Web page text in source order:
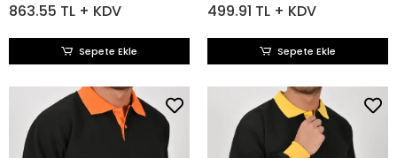
863.55 TL + KDV
Sepete Ekle
499.91 TL + KDV
Sepete Ekle